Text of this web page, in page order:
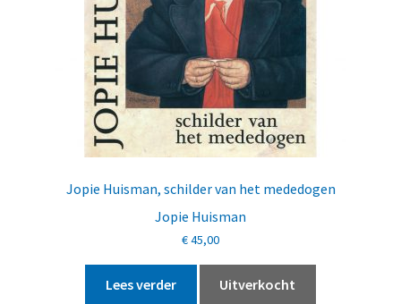
Jopie Huisman, schilder van het mededogen
Jopie Huisman
€45,00
Lees verder Uitverkocht